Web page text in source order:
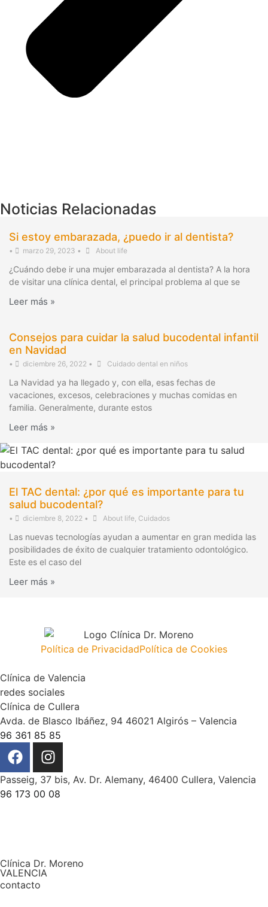
Noticias Relacionadas
Si estoy embarazada, ¿puedo ir al dentista?
• marzo 29, 2023 • About life
¿Cuándo debe ir una mujer embarazada al dentista? A la hora
de visitar una clínica dental, el principal problema al que se
Leer más »
Consejos para cuidar la salud bucodental infantil
en Navidad
• diciembre 26, 2022 • Cuidado dental en niños
La Navidad ya ha llegado y, con ella, esas fechas de
vacaciones, excesos, celebraciones y muchas comidas en
familia. Generalmente, durante estos
Leer más »
El TAC dental: ¿por qué es importante para tu
salud bucodental?
• diciembre 8, 2022 • About life, Cuidados
Las nuevas tecnologías ayudan a aumentar en gran medida las
posibilidades de éxito de cualquier tratamiento odontológico.
Este es el caso del
Leer más »
Política de PrivacidadPolítica de Cookies
Clínica de Valencia
redes sociales
Clínica de Cullera
Avda. de Blasco Ibáñez, 94 46021 Algirós – Valencia
96 361 85 85
Passeig, 37 bis, Av. Dr. Alemany, 46400 Cullera, Valencia
96 173 00 08
Clínica Dr. Moreno
VALENCIA
contacto